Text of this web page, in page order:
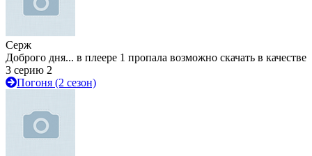
Серж
Доброго дня... в плеере 1 пропала возможно скачать в качестве
3 серию 2
Погоня (2 сезон)